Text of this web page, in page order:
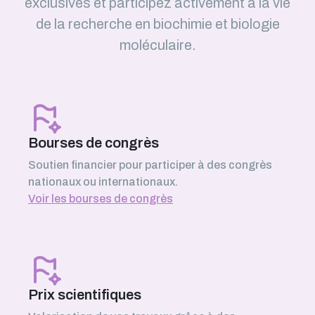
de la recherche en biochimie et biologie
moléculaire.
Bourses de congrès
Soutien financier pour participer à des congrès
nationaux ou internationaux.
Voir les bourses de congrès
Prix scientifiques